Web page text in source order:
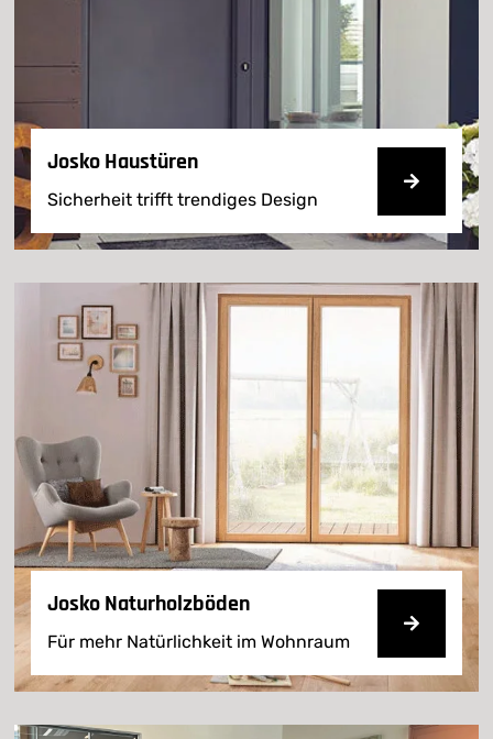
Josko Haustüren
Sicherheit trifft trendiges Design
Josko Naturholzböden
Für mehr Natürlichkeit im Wohnraum